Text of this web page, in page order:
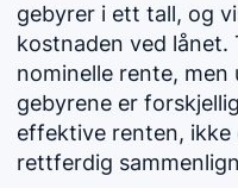
gebyrer i ett tall, og
kostnaden ved lånet.
nominelle rente,
gebyrene er
effektive renten, ikke
rettferdig